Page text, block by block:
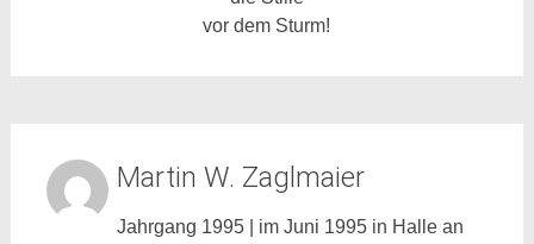
vor dem Sturm!
Martin W. Zaglmaier
Jahrgang 1995 | im Juni 1995 in Halle an